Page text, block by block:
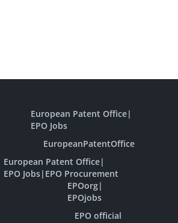
European Patent Office|
EPO Jobs
EuropeanPatentOffice
European Patent Office|
EPO Jobs| EPO Procurement
EPOorg|
EPOjobs
EPO official